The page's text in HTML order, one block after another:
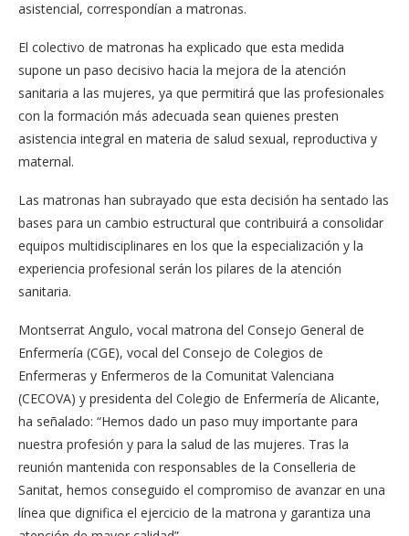
asistencial, correspondían a matronas.
El colectivo de matronas ha explicado que esta medida
supone un paso decisivo hacia la mejora de la atención
sanitaria a las mujeres, ya que permitirá que las profesionales
con la formación más adecuada sean quienes presten
asistencia integral en materia de salud sexual, reproductiva y
maternal.
Las matronas han subrayado que esta decisión ha sentado las
bases para un cambio estructural que contribuirá a consolidar
equipos multidisciplinares en los que la especialización y la
experiencia profesional serán los pilares de la atención
sanitaria.
Montserrat Angulo, vocal matrona del Consejo General de
Enfermería (CGE), vocal del Consejo de Colegios de
Enfermeras y Enfermeros de la Comunitat Valenciana
(CECOVA) y presidenta del Colegio de Enfermería de Alicante,
ha señalado: “Hemos dado un paso muy importante para
nuestra profesión y para la salud de las mujeres. Tras la
reunión mantenida con responsables de la Conselleria de
Sanitat, hemos conseguido el compromiso de avanzar en una
línea que dignifica el ejercicio de la matrona y garantiza una